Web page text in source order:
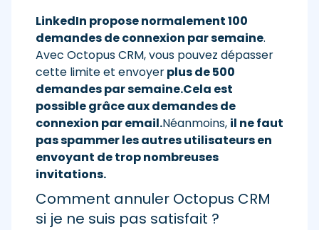
LinkedIn propose normalement 100
demandes de connexion par semaine.
Avec Octopus CRM, vous pouvez dépasser
cette limite et envoyerplus de 500
demandes par semaine.Cela est
possible grâce aux demandes de
connexion par email.Néanmoins, il ne faut
pas spammer les autres utilisateurs en
envoyant de trop nombreuses
invitations.
Comment annuler Octopus CRM
si je ne suis pas satisfait ?